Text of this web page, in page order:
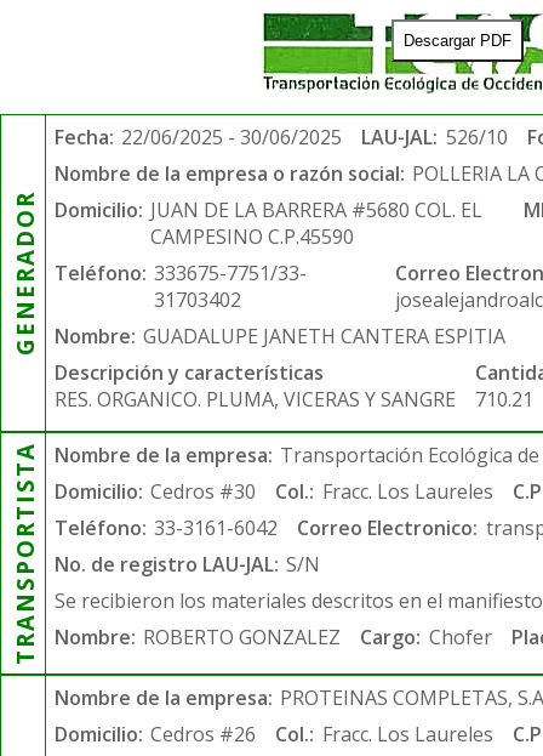
Descargar PDF
GENERADOR
Fecha: 22/06/2025 - 30/06/2025 LAU-JAL: 526/10
Nombre de la empresa o razón social: POLLERIA LA
Domicilio: JUAN DE LA BARRERA #5680 COL. EL
CAMPESINO C.P.45590
Teléfono: 333675-7751/33-
31703402
Correo
Nombre: GUADALUPE JANETH CANTERA ESPITIA
Descripción y características
RES. ORGANICO. PLUMA, VICERAS Y SANGRE
710.21
TRANSPORTISTA Nombre de la empresa: Transportación Ecológica de
Domicilio: Cedros #30 Col.: Fracc. Los Laureles
Teléfono: 33-3161-6042 Correo Electronico:
No. de registro LAU-JAL: S/N
Se recibieron los materiales descritos en el
Nombre: ROBERTO GONZALEZ Cargo: Chofer
Nombre de la empresa: PROTEINAS COMPLETAS,
Domicilio: Cedros #26 Col.: Fracc. Los Laureles